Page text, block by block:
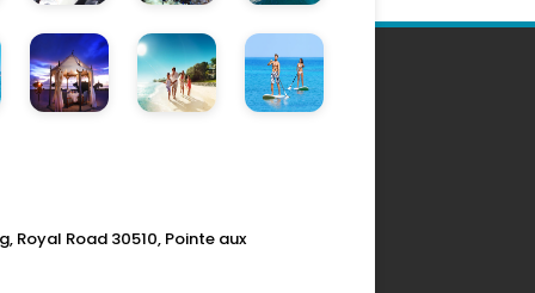
Royal Road 30510, Pointe aux